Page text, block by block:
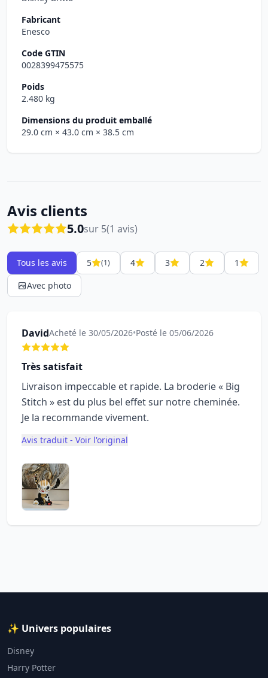
Fabricant
Enesco
Code GTIN
0028399475575
Poids
2.480 kg
Dimensions du produit emballé
29.0 cm × 43.0 cm × 38.5 cm
Avis clients
5.0sur 5(1 avis)
Tous les avis 5 (1) 4 3 2
1
Avec photo
DavidAcheté le 30/05/2026•Posté le 05/06/2026
Très satisfait
Livraison impeccable et rapide. La broderie « Big
Stitch » est du plus bel effet sur notre cheminée.
Je la recommande vivement.
Avis traduit - Voir l'original
✨ Univers populaires
Disney
Harry Potter